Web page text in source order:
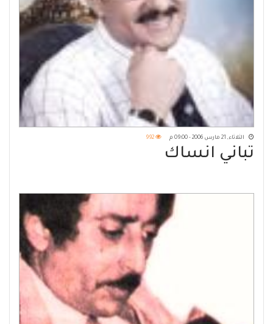
الثلاثاء, 21 مارس 2006 - 09:00 م 992
تباني انساك